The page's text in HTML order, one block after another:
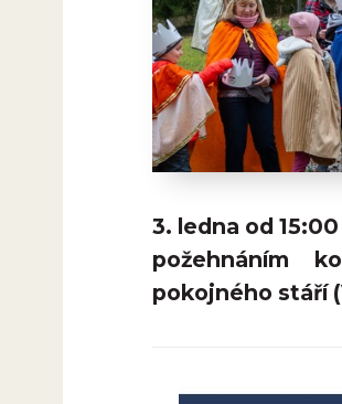
3. ledna od
požehnáním
pokojného stáří